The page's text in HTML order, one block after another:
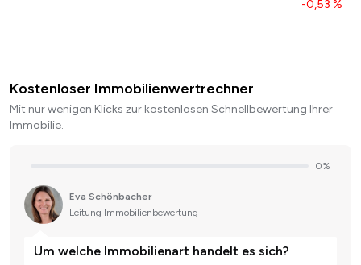
-0,53 %
Kostenloser Immobilienwertrechner
Mit nur wenigen Klicks zur kostenlosen Schnellbewertung Ihrer
Immobilie.